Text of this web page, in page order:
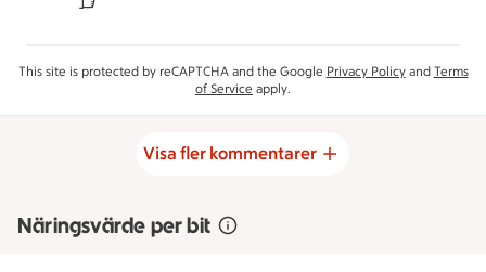
This site is protected by reCAPTCHA and the Google Privacy Policyand Terms
of Service apply.
Visa fler kommentarer
Näringsvärde per bit